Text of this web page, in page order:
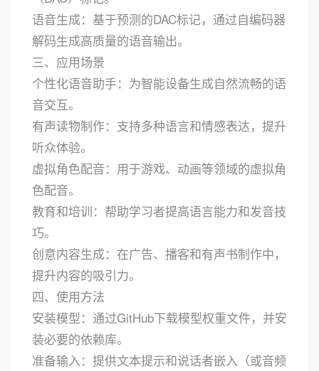
语音生成：基于预测的DAC标记，通过自编码器
解码生成高质量的语音输出。
三、应用场景
个性化语音助手：为智能设备生成自然流畅的语
音交互。
有声读物制作：支持多种语言和情感表达，提升
听众体验。
虚拟角色配音：用于游戏、动画等领域的虚拟角
色配音。
教育和培训：帮助学习者提高语言能力和发音技
巧。
创意内容生成：在广告、播客和有声书制作中，
提升内容的吸引力。
四、使用方法
安装模型：通过GitHub下载模型权重文件，并安
装必要的依赖库。
准备输入：提供文本提示和说话者嵌入（或音频